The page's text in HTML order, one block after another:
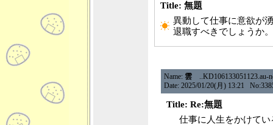
Title: 無題
異動して仕事に意欲が
退職すべきでしょうか。
Name: 雲..KD106133051123.au-
Date: 2025/01/20(月) 13:21
Title: Re:無題
仕事に人生をかけて